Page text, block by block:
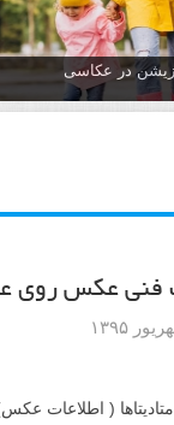
در عکاسی
فنی عکس
( اطلاعات